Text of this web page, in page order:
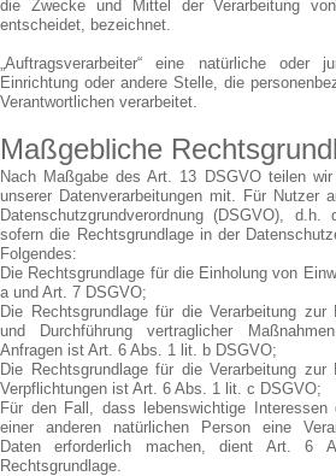
die Zwecke und Mittel der Verarbeitung von
entscheidet, bezeichnet.
„Auftragsverarbeiter“ eine natürliche oder
Einrichtung oder andere Stelle, die
Verantwortlichen verarbeitet.
Maßgebliche
Nach Maßgabe des Art. 13 DSGVO teilen
unserer Datenverarbeitungen mit. Für Nutzer
Datenschutzgrundverordnung (DSGVO),
sofern die Rechtsgrundlage in der
Folgendes:
Die Rechtsgrundlage für die Einholung von
a und Art. 7 DSGVO;
Die Rechtsgrundlage für die Verarbeitung zur
und Durchführung vertraglicher
Anfragen ist Art. 6 Abs. 1 lit. b DSGVO;
Die Rechtsgrundlage für die Verarbeitung zur
Verpflichtungen ist Art. 6 Abs. 1 lit. c DSGVO;
Für den Fall, dass lebenswichtige Interessen
einer anderen natürlichen Person eine
Daten erforderlich machen, dient Art.
Rechtsgrundlage.